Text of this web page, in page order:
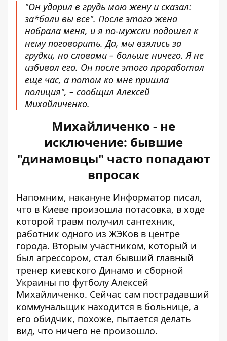
"Он ударил в грудь мою жену и сказал:
за*бали вы все". После этого жена
набрала меня, и я по-мужски подошел к
нему поговорить. Да, мы взялись за
грудки, но словами – больше ничего. Я не
избивал его. Он после этого проработал
еще час, а потом ко мне пришла
полиция", – сообщил Алексей
Михайличенко.
Михайличенко - не
исключение: бывшие
"динамовцы" часто попадают
впросак
Напомним, накануне Информатор писал,
что в Киеве произошла потасовка, в ходе
которой травм получил сантехник,
работник одного из ЖЭКов в центре
города. Вторым участником, который и
был агрессором, стал бывший главный
тренер киевского Динамо и сборной
Украины по футболу Алексей
Михайличенко. Сейчас сам пострадавший
коммунальщик находится в больнице, а
его обидчик, похоже, пытается делать
вид, что ничего не произошло.